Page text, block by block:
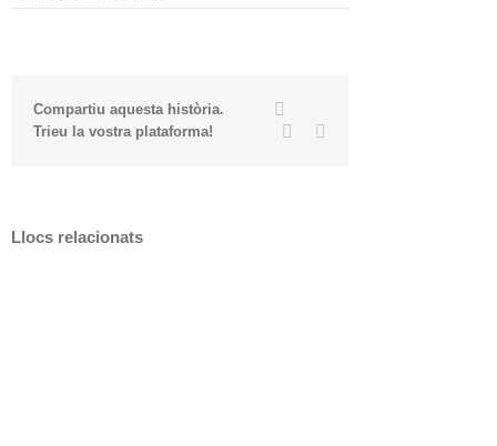
Compartiu aquesta història.
Trieu la vostra plataforma!
Linkedin
Llocs relacionats